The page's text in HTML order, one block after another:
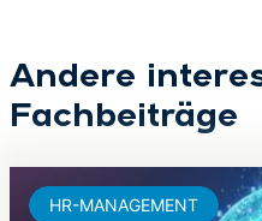
Andere
Fachbeiträge
HR-MANAGEMENT